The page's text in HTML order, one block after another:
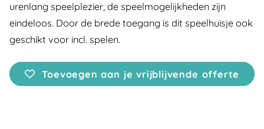
urenlang speelplezier, de speelmogelijkheden zijn
eindeloos. Door de brede toegang is dit speelhuisje ook
geschikt voor incl. spelen.
Toevoegen aan je vrijblijvende offerte